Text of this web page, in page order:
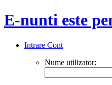
E-nunti este
Intrare Cont
Nume utilizator: